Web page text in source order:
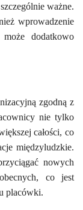
ważne.
wprowadzenie
może dodatkowo
zgodną z
nie tylko
całości, co
międzyludzkie.
nowych
co jest
placówki.